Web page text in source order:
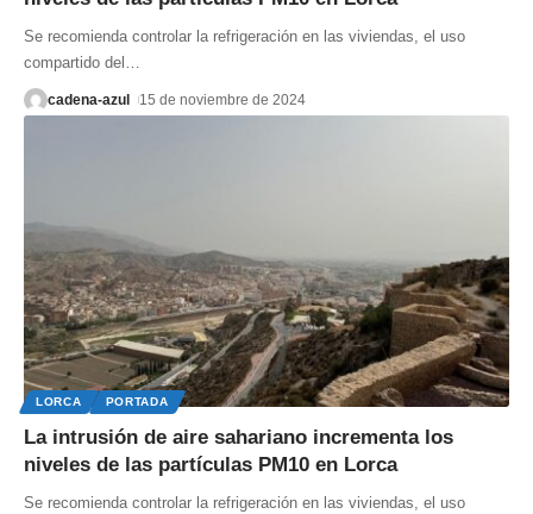
Se recomienda controlar la refrigeración en las viviendas, el uso
compartido del …
cadena-azul 15 de noviembre de 2024
LORCA PORTADA
La intrusión de aire sahariano incrementa los
niveles de las partículas PM10 en Lorca
Se recomienda controlar la refrigeración en las viviendas, el uso